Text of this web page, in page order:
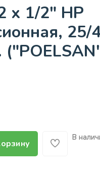
х 1/2" НР
25/
В